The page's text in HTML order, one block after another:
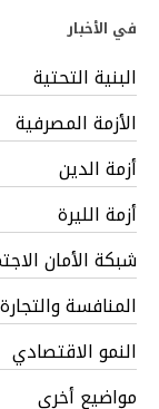
في الأخبار
البنية التحتية
الأزمة المصرفية
أزمة الدين
أزمة الليرة
شبكة الأمان
المنافسة والتجارة
النمو الاقتصادي
مواضيع أخرى